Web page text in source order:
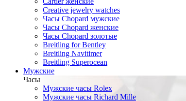
Creative jewelry watches
Часы Chopard мужские
Часы Сhopard женские
Часы Сhopard золотые
Breitling for Bentley
Breitling Navitimer
Breitling Superocean
Мужские
Часы
Мужские часы Rolex
Мужские часы Richard Mille